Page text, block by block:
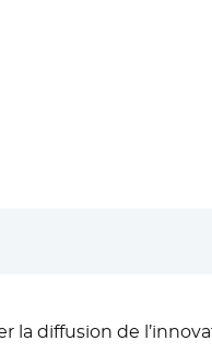
la diffusion de